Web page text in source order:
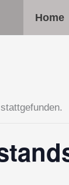
Home